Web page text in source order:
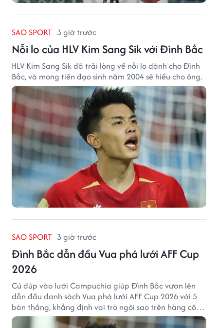
SAO SPORT 3 giờ trước
Nỗi lo của HLV Kim Sang Sik với Đình Bắc
HLV Kim Sang Sik đã trải lòng về nỗi lo dành cho Đình
Bắc, và mong tiền đạo sinh năm 2004 sẽ hiểu cho ông.
SAO SPORT 3 giờ trước
Đình Bắc dẫn đầu Vua phá lưới AFF Cup
2026
Cú đúp vào lưới Campuchia giúp Đình Bắc vươn lên
dẫn đầu danh sách Vua phá lưới AFF Cup 2026 với 5
bàn thắng, khẳng định vai trò ngôi sao trên hàng công
tuyển Việt Nam.